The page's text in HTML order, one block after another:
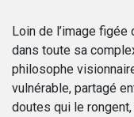
Loin de l’image figée
dans toute sa
philosophe
vulnérable, partagé
doutes qui le